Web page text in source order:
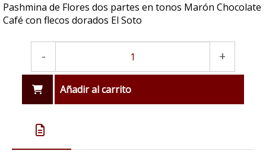
Pashmina de Flores dos partes en tonos Marón Chocolate
Café con flecos dorados El Soto
- +
Añadir al carrito